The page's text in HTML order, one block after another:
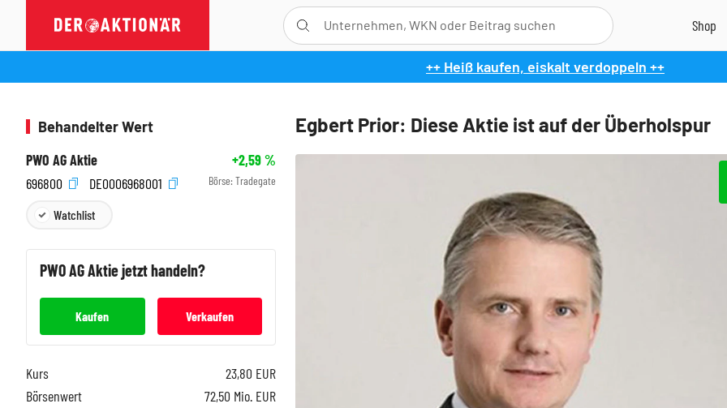
++ Heiß kaufen, eiskalt verdoppeln ++
Egbert Prior: Diese Aktie ist auf der Überholspur
Behandelter Wert
PWO AG Aktie
+2,59%
696800
DE0006968001 Börse: Tradegate
Watchlist
PWO AGAktie jetzt handeln?
Kaufen Verkaufen
Kurs 23,80 EUR
Börsenwert
72,50 Mio. EUR